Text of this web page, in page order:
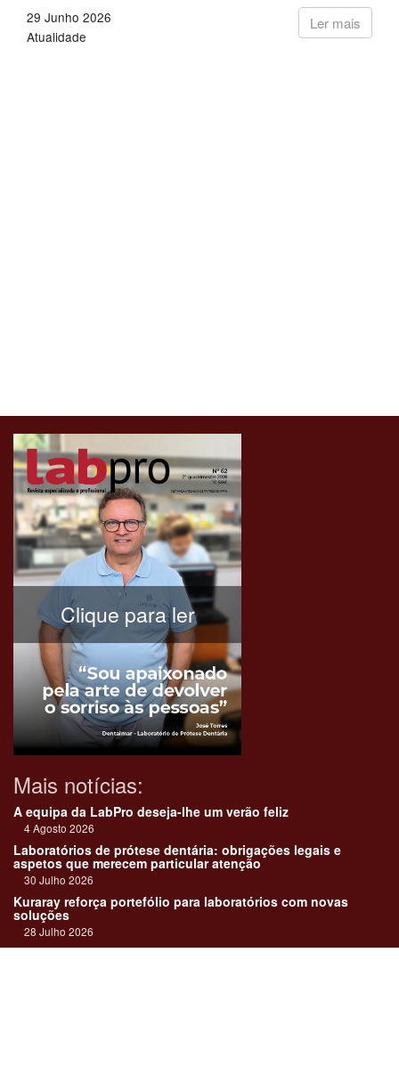
Ler mais
29 Junho 2026
Atualidade
Clique para ler
Mais notícias:
A equipa da LabPro deseja-lhe um verão feliz
4 Agosto 2026
Laboratórios de prótese dentária: obrigações legais e
aspetos que merecem particular atenção
30 Julho 2026
Kuraray reforça portefólio para laboratórios com novas
soluções
28 Julho 2026
"Devemos encarar cada caso como uma história construída